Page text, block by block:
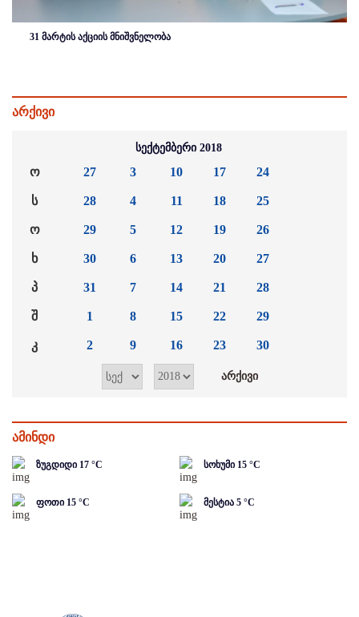
31 მარტის აქციის მნიშვნელობა
არქივი
სექტემბერი 2018
ო
ს
ო
ხ
პ
შ
კ
27
28
29
30
31
1
2
3
4
5
6
7
8
9
10
11
12
13
14
15
16
17
18
19
20
21
22
23
24
25
26
27
28
29
30
ამინდი
ზუგდიდი 17 °C სოხუმი 15 °C
ფოთი 15 °C მესტია 5 °C